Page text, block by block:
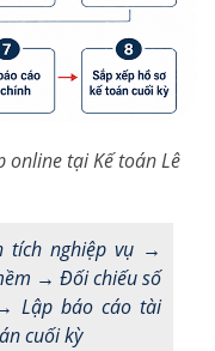
online tại Kế toán Lê
tích nghiệp vụ →
→ Đối chiếu số
Lập báo cáo tài
cuối kỳ